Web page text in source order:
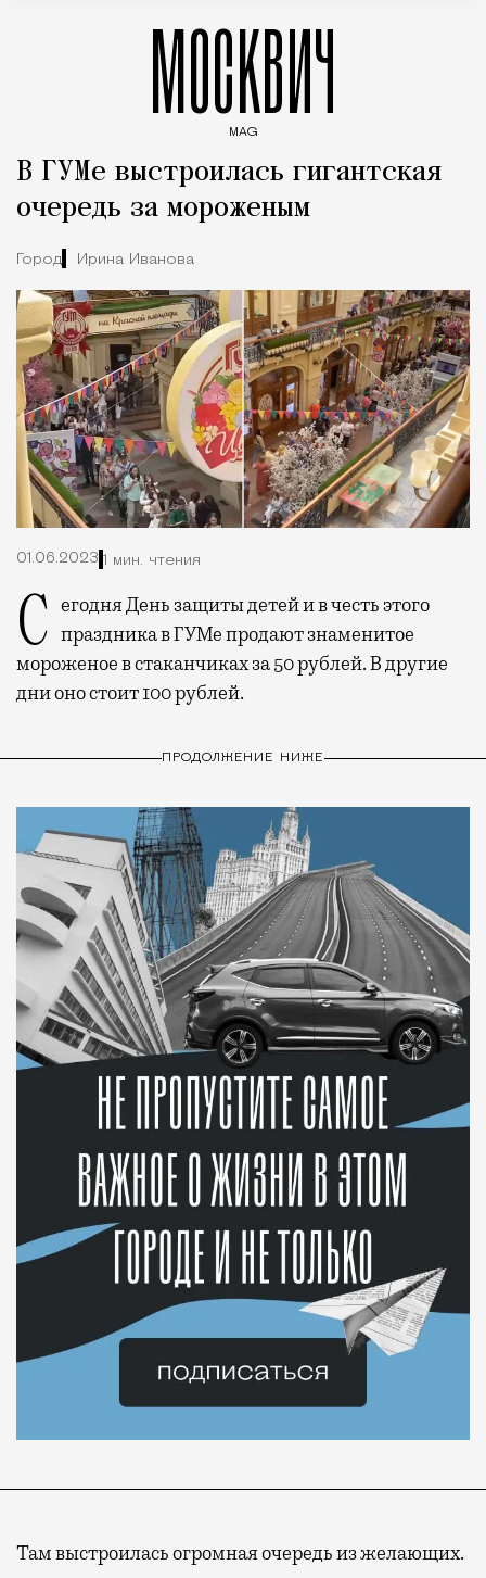
МОСКВИЧ
MAG
В ГУМе выстроилась гигантская
очередь за мороженым
Город Ирина Иванова
01.06.2023 1 мин. чтения
Сегодня День защиты детей и в честь этого праздника в ГУМе продают знаменитое
мороженое в стаканчиках за 50 рублей. В другие
дни оно стоит 100 рублей.
ПРОДОЛЖЕНИЕ НИЖЕ
Там выстроилась огромная очередь из желающих.